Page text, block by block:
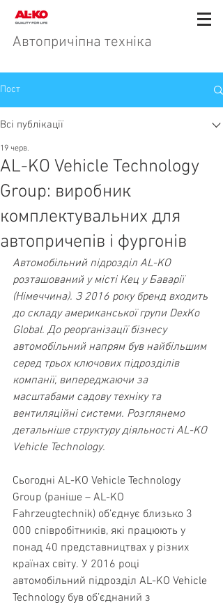
Автопричіпна техніка
Пост
Всі публікації
AL-KO Vehicle Technology
Group: виробник
комплектувальних для
автопричепів і фургонів
19 черв.
Автомобільний підрозділ AL-KO
розташований у місті Кец у Баварії
(Німеччина). З 2016 року бренд входить
до складу американської групи DexKo
Global. До реорганізації бізнесу
автомобільний напрям був найбільшим
серед трьох ключових підрозділів
компанії, випереджаючи за
масштабами садову техніку та
вентиляційні системи. Розглянемо
детальніше структуру діяльності AL-KO
Vehicle Technology.
Сьогодні AL-KO Vehicle Technology
Group (раніше – AL-KO
Fahrzeugtechnik) об’єднує близько 3
000 співробітників, які працюють у
понад 40 представництвах у різних
країнах світу. У 2016 році
автомобільний підрозділ AL-KO Vehicle
Technology був об’єднаний з